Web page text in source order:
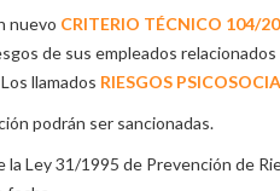
nuevo CRITERIO TÉCNICO 104/
de sus empleados
llamados RIESGOS
podrán ser sancionadas.
Ley 31/1995 de Prevención de